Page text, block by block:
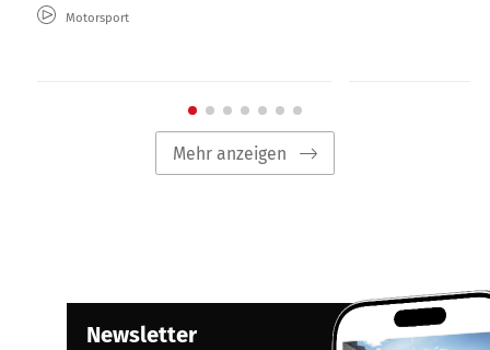
Motorsport
Mehr anzeigen
Newsletter